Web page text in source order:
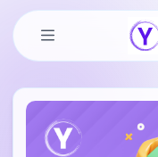
Skip to main content